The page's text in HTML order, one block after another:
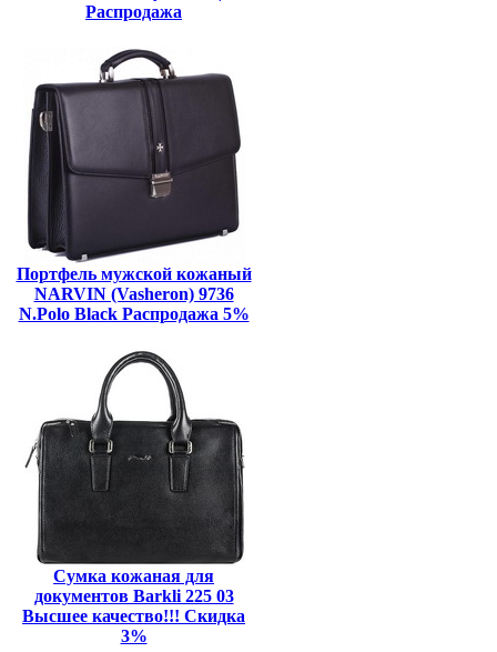
Распродажа
Портфель мужской кожаный
NARVIN (Vasheron) 9736
N.Polo Black Распродажа 5%
Сумка кожаная для
документов Barkli 225 03
Высшее качество!!! Скидка
3%